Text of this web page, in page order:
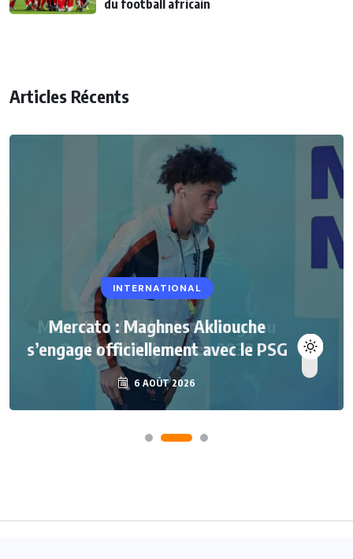
du football africain
Articles Récents
INTERNATIONAL
Mercato : Maghnes Akliouche
s’engage officiellement avec le PSG
6 AOÛT 2026